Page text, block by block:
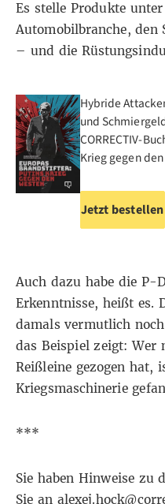
Es stelle Produkte
Automobilbranche,
– und die
Hybride
und
CORRECTIV-
Krieg gegen
Jetzt bestellen
Auch dazu habe die P-
Erkenntnisse, heißt es.
damals vermutlich
das Beispiel zeigt: Wer
Reißleine gezogen hat,
Kriegsmaschinerie
***
Sie haben Hinweise zu
Sie an